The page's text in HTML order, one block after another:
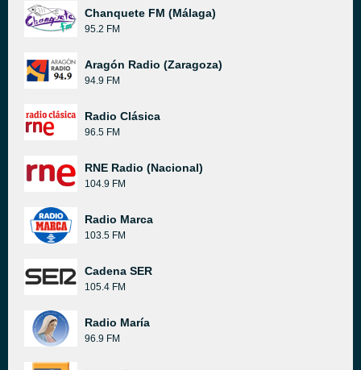
Chanquete FM (Málaga)
95.2 FM
Aragón Radio (Zaragoza)
94.9 FM
Radio Clásica
96.5 FM
RNE Radio (Nacional)
104.9 FM
Radio Marca
103.5 FM
Cadena SER
105.4 FM
Radio María
96.9 FM